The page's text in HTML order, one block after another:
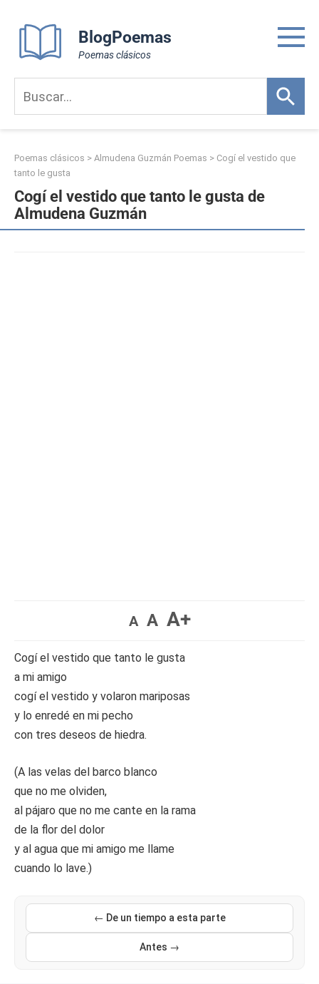
content
BlogPoemas
Poemas clásicos
Poemas clásicos > Almudena Guzmán Poemas > Cogí el vestido que
tanto le gusta
Cogí el vestido que tanto le gusta de
Almudena Guzmán
A A A+
Cogí el vestido que tanto le gusta
a mi amigo
cogí el vestido y volaron mariposas
y lo enredé en mi pecho
con tres deseos de hiedra.
(A las velas del barco blanco
que no me olviden,
al pájaro que no me cante en la rama
de la flor del dolor
y al agua que mi amigo me llame
cuando lo lave.)
← De un tiempo a esta parte
Antes →